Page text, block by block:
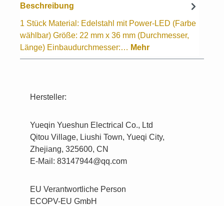
Beschreibung
1 Stück Material: Edelstahl mit Power-LED (Farbe
wählbar) Größe: 22 mm x 36 mm (Durchmesser,
Länge) Einbaudurchmesser:… Mehr
Hersteller:
Yueqin Yueshun Electrical Co., Ltd
Qitou Village, Liushi Town, Yueqi City,
Zhejiang, 325600, CN
E-Mail: 83147944@qq.com
EU Verantwortliche Person
ECOPV-EU GmbH